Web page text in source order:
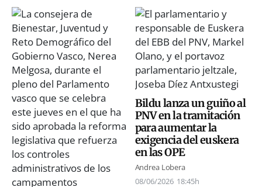
Bildu lanza un guiño al
PNV en la tramitación
para aumentar la
exigencia del euskera
en las OPE
Andrea Lobera
08/06/2026 18:45h